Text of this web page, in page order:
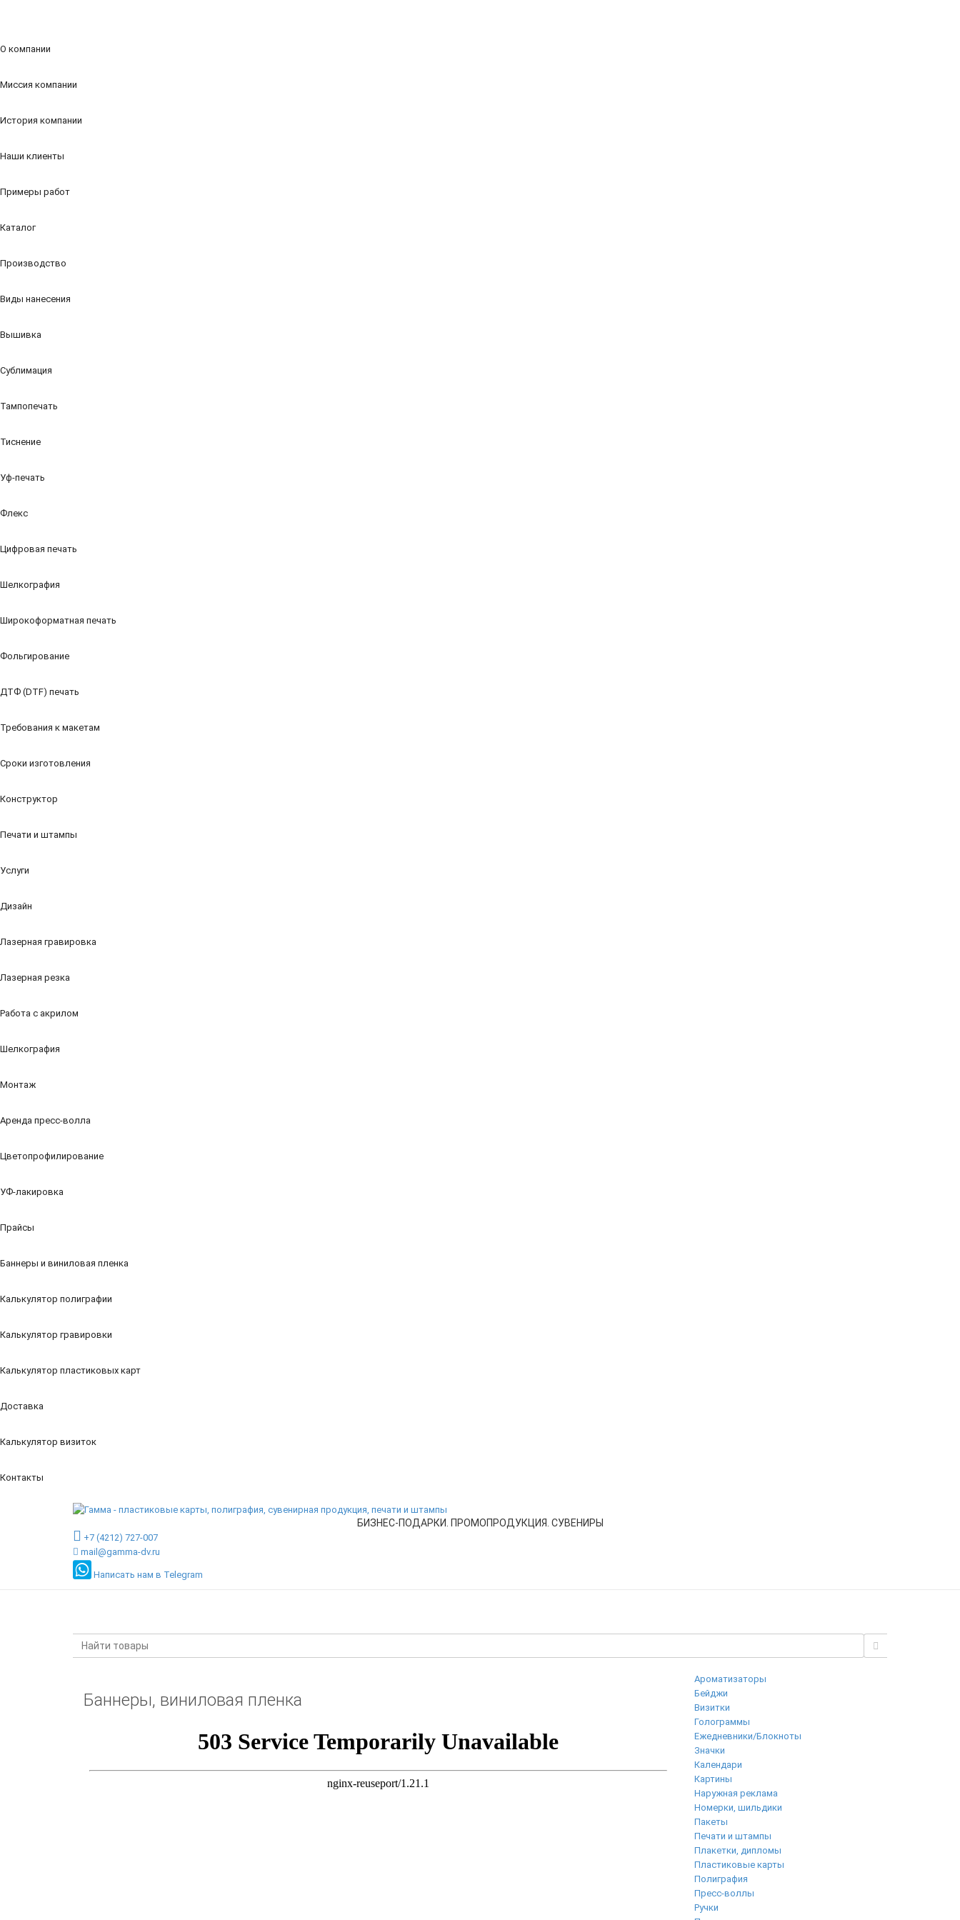
О компании
Миссия компании
История компании
Наши клиенты
Примеры работ
Каталог
Производство
Виды нанесения
Вышивка
Сублимация
Тампопечать
Тиснение
Уф-печать
Флекс
Цифровая печать
Шелкография
Широкоформатная печать
Фольгирование
ДТФ (DTF) печать
Требования к макетам
Сроки изготовления
Конструктор
Печати и штампы
Услуги
Дизайн
Лазерная гравировка
Лазерная резка
Работа с акрилом
Шелкография
Монтаж
Аренда пресс-волла
Цветопрофилирование
УФ-лакировка
Прайсы
Баннеры и виниловая пленка
Калькулятор полиграфии
Калькулятор гравировки
Калькулятор пластиковых карт
Доставка
Калькулятор визиток
Контакты
БИЗНЕС-ПОДАРКИ. ПРОМОПРОДУКЦИЯ. СУВЕНИРЫ
+7 (4212) 727-007
mail@gamma-dv.ru
Написать нам в Telegram
Баннеры, виниловая пленка
Ароматизаторы
Бейджи
Визитки
Голограммы
Ежедневники/Блокноты
Значки
Календари
Картины
Наружная реклама
Номерки, шильдики
Пакеты
Печати и штампы
Плакетки, дипломы
Пластиковые карты
Полиграфия
Пресс-воллы
Ручки